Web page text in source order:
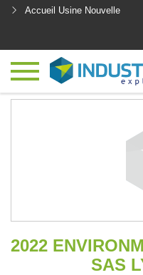
Accueil Usine Nouvelle
2022
SAS